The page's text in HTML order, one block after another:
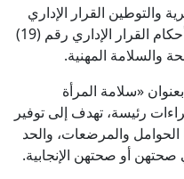
والتوطين القرار الإداري
رقم (10) لسنة 2026، بتعديل بعض أحكام القرار الإداري رقم (19)
«سلامة المرأة
رئيسة، تهدف إلى توفير
الحوامل والمرضعات، والحد
صحتهن أو صحتهن الإنجابية.